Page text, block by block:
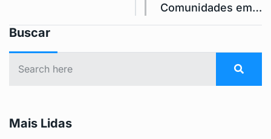
Comunidades em…
Buscar
Mais Lidas